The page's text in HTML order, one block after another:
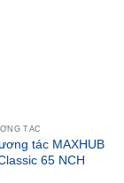
TÁC
tác MAXHUB
65 NCH